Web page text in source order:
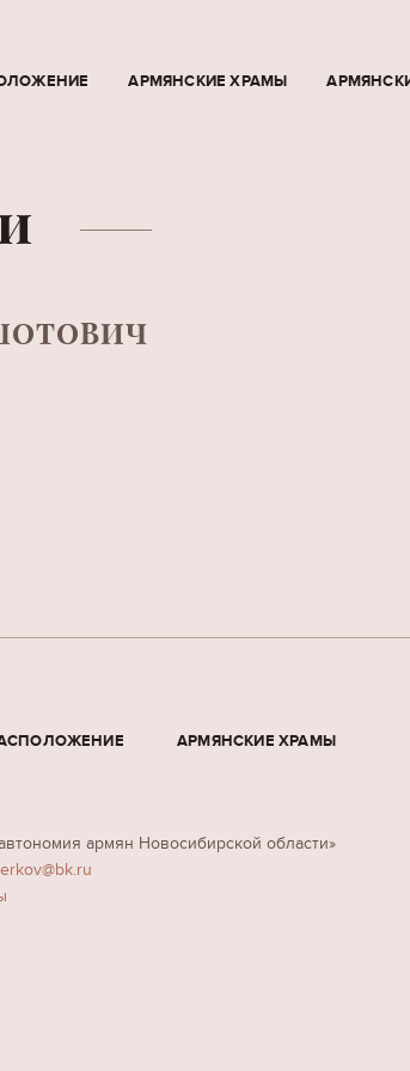
АРМЯНСКИЕ ХРАМЫ
АРМЯНСКИЕ ХРАМЫ
армян Новосибирской области»